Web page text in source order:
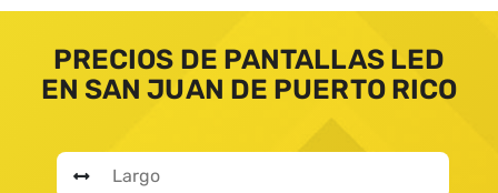
PRECIOS DE PANTALLAS LED
EN SAN JUAN DE PUERTO RICO